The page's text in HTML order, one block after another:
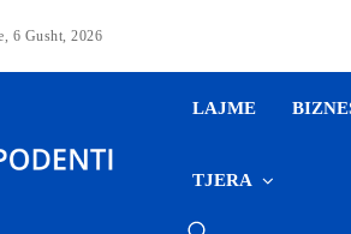
6 Gusht, 2026
LAJME
TJERA